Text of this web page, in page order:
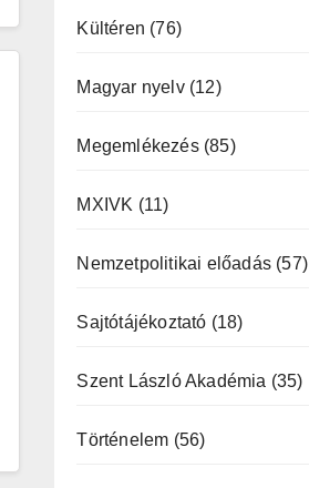
Kültéren (76)
Magyar nyelv(12)
Megemlékezés(85)
MXIVK (11)
Nemzetpolitikai előadás(57)
Sajtótájékoztató (18)
Szent László Akadémia (35)
Történelem (56)